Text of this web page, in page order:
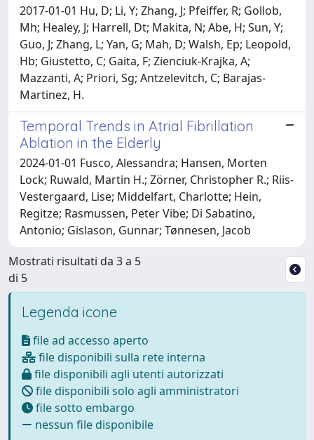
2017-01-01 Hu, D; Li, Y; Zhang, J; Pfeiffer, R; Gollob,
Mh; Healey, J; Harrell, Dt; Makita, N; Abe, H; Sun, Y;
Guo, J; Zhang, L; Yan, G; Mah, D; Walsh, Ep; Leopold,
Hb; Giustetto, C; Gaita, F; Zienciuk-Krajka, A;
Mazzanti, A; Priori, Sg; Antzelevitch, C; Barajas-
Martinez, H.
Temporal Trends in Atrial Fibrillation
Ablation in the Elderly
2024-01-01 Fusco, Alessandra; Hansen, Morten
Lock; Ruwald, Martin H.; Zörner, Christopher R.; Riis-
Vestergaard, Lise; Middelfart, Charlotte; Hein,
Regitze; Rasmussen, Peter Vibe; Di Sabatino,
Antonio; Gislason, Gunnar; Tønnesen, Jacob
Mostrati risultati da 3 a 5
di 5
Legenda icone
file ad accesso aperto
file disponibili sulla rete interna
file disponibili agli utenti autorizzati
file disponibili solo agli amministratori
file sotto embargo
nessun file disponibile